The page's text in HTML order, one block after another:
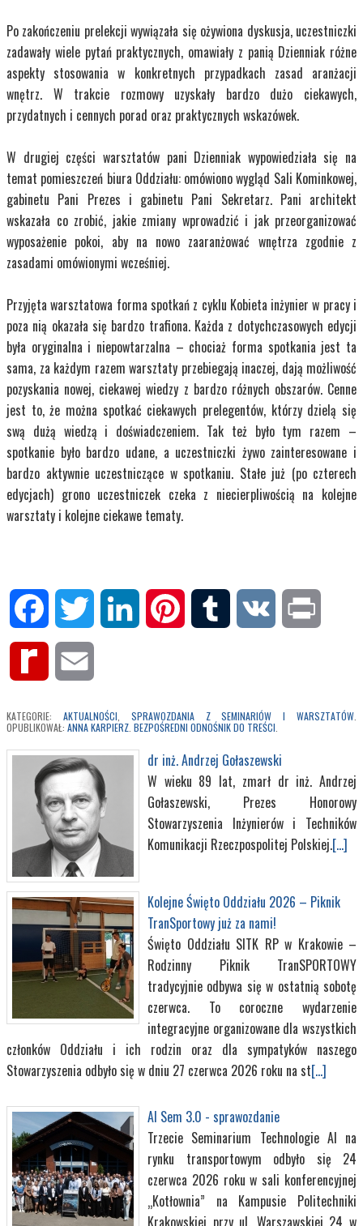
Po zakończeniu prelekcji wywiązała się ożywiona dyskusja, uczestniczki
zadawały wiele pytań praktycznych, omawiały z panią Dzienniak różne
aspekty stosowania w konkretnych przypadkach zasad aranżacji
wnętrz. W trakcie rozmowy uzyskały bardzo dużo ciekawych,
przydatnych i cennych porad oraz praktycznych wskazówek.
W drugiej części warsztatów pani Dzienniak wypowiedziała się na
temat pomieszczeń biura Oddziału: omówiono wygląd Sali Kominkowej,
gabinetu Pani Prezes i gabinetu Pani Sekretarz. Pani architekt
wskazała co zrobić, jakie zmiany wprowadzić i jak przeorganizować
wyposażenie pokoi, aby na nowo zaaranżować wnętrza zgodnie z
zasadami omówionymi wcześniej.
Przyjęta warsztatowa forma spotkań z cyklu Kobieta inżynier w pracy i
poza nią okazała się bardzo trafiona. Każda z dotychczasowych edycji
była oryginalna i niepowtarzalna – chociaż forma spotkania jest ta
sama, za każdym razem warsztaty przebiegają inaczej, dają możliwość
pozyskania nowej, ciekawej wiedzy z bardzo różnych obszarów. Cenne
jest to, że można spotkać ciekawych prelegentów, którzy dzielą się
swą dużą wiedzą i doświadczeniem. Tak też było tym razem –
spotkanie było bardzo udane, a uczestniczki żywo zainteresowane i
bardzo aktywnie uczestniczące w spotkaniu. Stałe już (po czterech
edycjach) grono uczestniczek czeka z niecierpliwością na kolejne
warsztaty i kolejne ciekawe tematy.
Facebook Twitter LinkedIn Pinterest Tumblr VK
Rediff
KATEGORIE: AKTUALNOŚCI SPRAWOZDANIA Z SEMINARIÓW I WARSZTATÓW
OPUBLIKOWAŁ: ANNA KARPIERZ BEZPOŚREDNI ODNOŚNIK DO TREŚCI
dr inż. Andrzej Gołaszewski
W wieku 89 lat, zmarł dr inż. Andrzej
Gołaszewski, Prezes Honorowy
Stowarzyszenia Inżynierów i Techników
Komunikacji Rzeczpospolitej Polskiej.[...]
Kolejne Święto Oddziału 2026 – Piknik
TranSportowy już za nami!
Święto Oddziału SITK RP w Krakowie –
Rodzinny Piknik TranSPORTOWY
tradycyjnie odbywa się w ostatnią sobotę
czerwca. To coroczne wydarzenie
integracyjne organizowane dla wszystkich
członków Oddziału i ich rodzin oraz dla sympatyków naszego
Stowarzyszenia odbyło się w dniu 27 czerwca 2026 roku na st[...]
AI Sem 3.0 - sprawozdanie
Trzecie Seminarium Technologie AI na
rynku transportowym odbyło się 24
czerwca 2026 roku w sali konferencyjnej
„Kotłownia” na Kampusie Politechniki
Krakowskiej przy ul. Warszawskiej 24 w